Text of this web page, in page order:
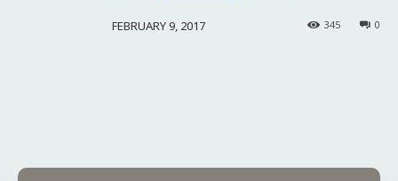
FEBRUARY 9, 2017 0
345